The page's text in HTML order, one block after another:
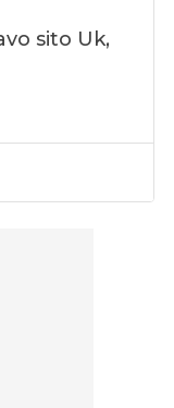
sito Uk,